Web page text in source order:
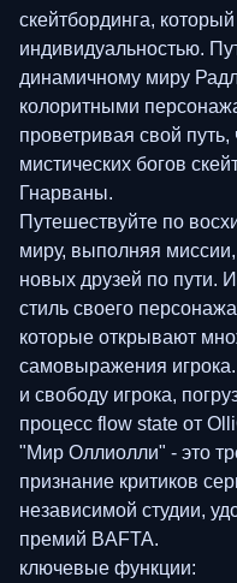
скейтбординга,
индивидуальностью.
динамичному миру
колоритными
проветривая свой
мистических богов
Гнарваны.
Путешествуйте по
миру, выполняя
новых друзей по пути.
стиль своего
которые открывают
самовыражения
и свободу игрока,
процесс flow state от
"Мир Оллиолли" - это
признание критиков
независимой студии,
премий BAFTA.
ключевые функции: